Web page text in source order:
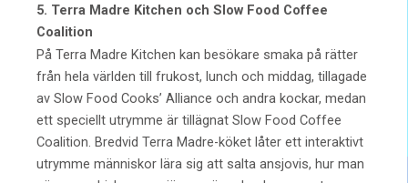
5. Terra Madre Kitchen och Slow Food Coffee
Coalition
På Terra Madre Kitchen kan besökare smaka på rätter
från hela världen till frukost, lunch och middag, tillagade
av Slow Food Cooks’ Alliance och andra kockar, medan
ett speciellt utrymme är tillägnat Slow Food Coffee
Coalition. Bredvid Terra Madre-köket låter ett interaktivt
utrymme människor lära sig att salta ansjovis, hur man